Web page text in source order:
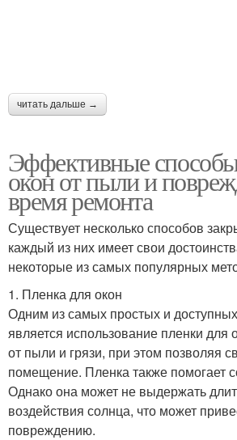
читать дальше →
Эффективные
окон от пыли и
время ремонта
Существует несколько способов
каждый из них имеет свои
некоторые из самых популярных
1. Пленка для окон
Одним из самых простых и
является использование пленки
от пыли и грязи, при этом позволяя
помещение. Пленка также помогает
Однако она может не выдержать
воздействия солнца, что может
повреждению.